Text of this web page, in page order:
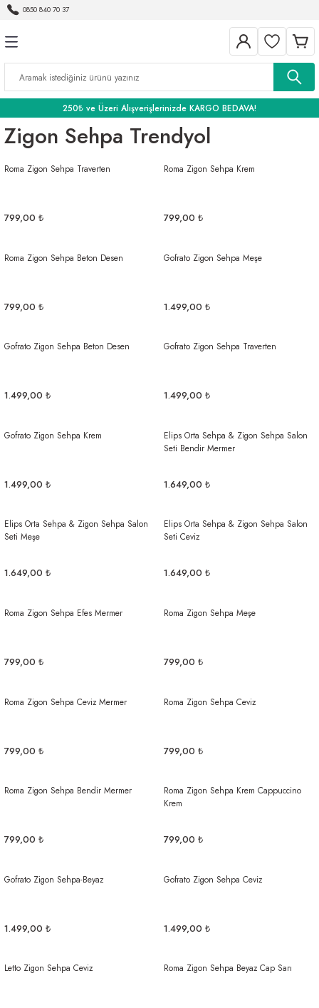
0850 840 70 37
250₺ ve Üzeri Alışverişlerinizde KARGO BEDAVA!
Zigon Sehpa Trendyol
Roma Zigon Sehpa Traverten
799,00 ₺
Roma Zigon Sehpa Krem
799,00 ₺
Roma Zigon Sehpa Beton Desen
799,00 ₺
Gofrato Zigon Sehpa Meşe
1.499,00 ₺
Gofrato Zigon Sehpa Beton Desen
1.499,00 ₺
Gofrato Zigon Sehpa Traverten
1.499,00 ₺
Gofrato Zigon Sehpa Krem
1.499,00 ₺
Elips Orta Sehpa & Zigon Sehpa Salon
Seti Bendir Mermer
1.649,00 ₺
Elips Orta Sehpa & Zigon Sehpa Salon
Seti Meşe
1.649,00 ₺
Elips Orta Sehpa & Zigon Sehpa Salon
Seti Ceviz
1.649,00 ₺
Roma Zigon Sehpa Efes Mermer
799,00 ₺
Roma Zigon Sehpa Meşe
799,00 ₺
Roma Zigon Sehpa Ceviz Mermer
799,00 ₺
Roma Zigon Sehpa Ceviz
799,00 ₺
Roma Zigon Sehpa Bendir Mermer
799,00 ₺
Roma Zigon Sehpa Krem Cappuccino
Krem
799,00 ₺
Gofrato Zigon Sehpa-Beyaz
1.499,00 ₺
Gofrato Zigon Sehpa Ceviz
1.499,00 ₺
Letto Zigon Sehpa Ceviz Roma Zigon Sehpa Beyaz Cap Sarı